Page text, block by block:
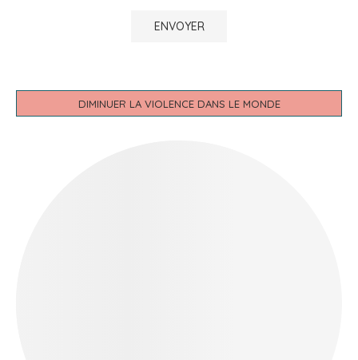
DIMINUER LA VIOLENCE DANS LE MONDE